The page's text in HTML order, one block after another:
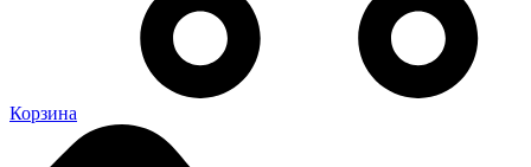
Корзина